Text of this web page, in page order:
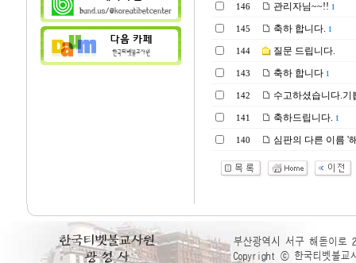
146 관리자님~~!! 1
145 축하 합니다. 1
144 질문 드립니다.
143 축하 합니다 1
142 수고하셨습니다.기
141 축하드립니다. 1
140 심판의 다른 이름 '